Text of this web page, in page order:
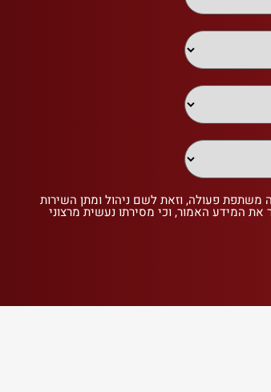
משתפת פעולה, וזאת לשם ניהול ומתן השירות
את המידע האמור, וכי מסירתו נעשית מרצוני